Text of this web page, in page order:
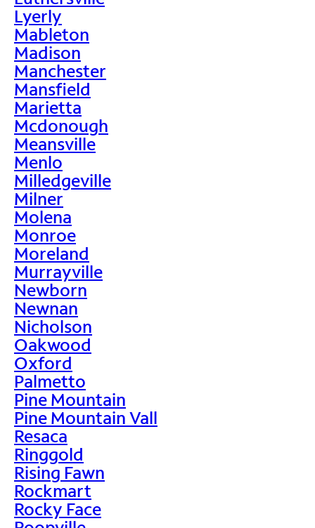
Lyerly
Mableton
Madison
Manchester
Mansfield
Marietta
Mcdonough
Meansville
Menlo
Milledgeville
Milner
Molena
Monroe
Moreland
Murrayville
Newborn
Newnan
Nicholson
Oakwood
Oxford
Palmetto
Pine Mountain
Pine Mountain Vall
Resaca
Ringgold
Rising Fawn
Rockmart
Rocky Face